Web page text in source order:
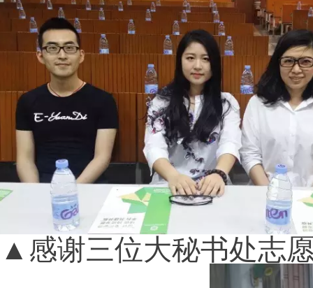
▲感谢三位大秘书处志